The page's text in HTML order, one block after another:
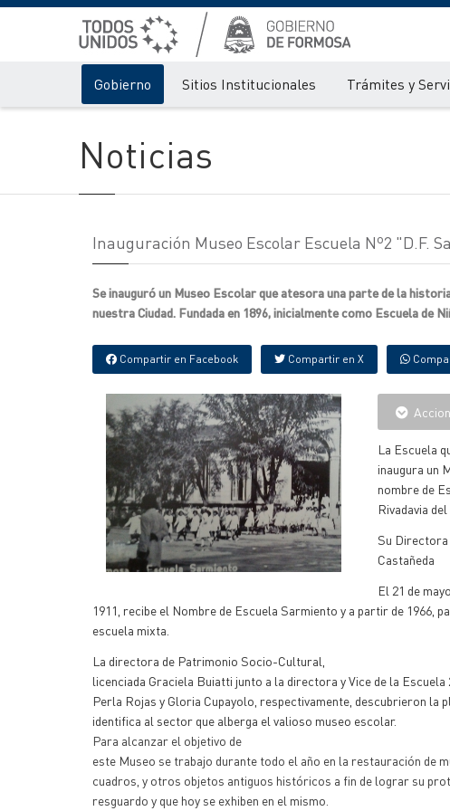
Gobierno Sitios Institucionales Trámites y
Noticias
Inauguración Museo Escolar Escuela Nº2 "D.F.
Se inauguró un Museo Escolar que atesora una parte de la
nuestra Ciudad. Fundada en 1896, inicialmente como Escuela de
Compartir en Facebook Compartir en X
La Escuela
inaugura un
nombre de
Rivadavia del
Su
Castañeda
El 21 de
1911, recibe el Nombre de Escuela Sarmiento y a partir de 1966,
escuela mixta.
La directora de Patrimonio Socio-Cultural,
licenciada Graciela Buiatti junto a la directora y Vice de la Escuela
Perla Rojas y Gloria Cupayolo, respectivamente, descubrieron la
identifica al sector que alberga el valioso museo escolar.
Para alcanzar el objetivo de
este Museo se trabajo durante todo el año en la restauración de
cuadros, y otros objetos antiguos históricos a fin de lograr su
resguardo y que hoy se exhiben en el mismo.